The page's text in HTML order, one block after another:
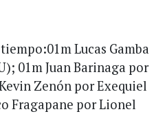
Lucas Gamba
01m Juan Barinaga por
Zenón por Exequiel
Fragapane por Lionel